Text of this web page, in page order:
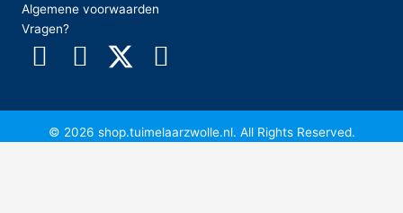
Algemene voorwaarden
Vragen?
© 2026 shop.tuimelaarzwolle.nl. All Rights Reserved.